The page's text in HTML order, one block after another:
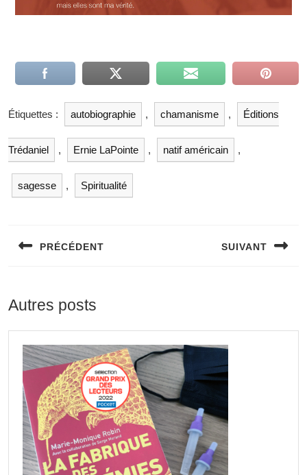
Étiquettes : autobiographie , chamanisme , Éditions
Trédaniel , Ernie LaPointe , natif américain ,
sagesse , Spiritualité
PRÉCÉDENT SUIVANT
Autres posts